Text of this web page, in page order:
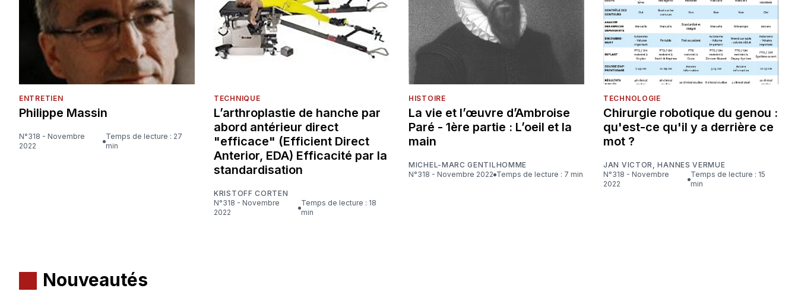
ENTRETIEN
Philippe Massin
N°318 - Novembre
2022
Temps de lecture : 27
min
TECHNIQUE
L’arthroplastie de hanche par
abord antérieur direct
"efficace" (Efficient Direct
Anterior, EDA) Efficacité par la
standardisation
KRISTOFF CORTEN
N°318 - Novembre
2022
Temps de lecture : 18
min
HISTOIRE
La vie et l’œuvre d’Ambroise
Paré - 1ère partie : L’oeil et la
main
MICHEL-MARC GENTILHOMME
N°318 - Novembre 2022
Temps de lecture : 7 min
TECHNOLOGIE
Chirurgie robotique du genou :
qu'est-ce qu'il y a derrière ce
mot ?
JAN VICTOR,HANNES VERMUE
N°318 - Novembre
2022
Temps de lecture : 15
min
Nouveautés